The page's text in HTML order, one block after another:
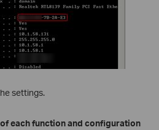
settings.
each function and configuration